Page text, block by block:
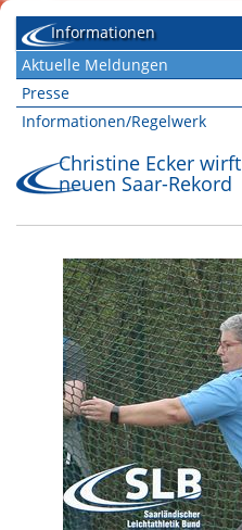
Informationen
Aktuelle Meldungen
Presse
Informationen/Regelwerk
Christine Ecker wirft
neuen Saar-Rekord